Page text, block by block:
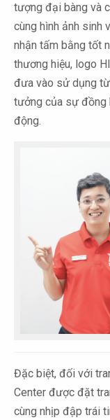
tượng đại bàng và
cùng hình ảnh sinh
nhận tấm bằng tốt
thương hiệu, logo
đưa vào sử dụng
tưởng của sự đồng
động.
Đặc biệt, đối với
Center được đặt
cùng nhịp đập trái